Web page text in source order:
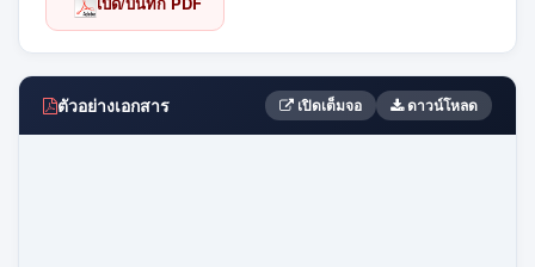
ตัวอย่างเอกสาร เปิดเต็มจอ ดาวน์โหลด